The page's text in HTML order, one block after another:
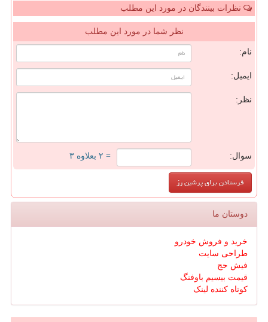
نظرات بینندگان در مورد این مطلب
نظر شما در مورد این مطلب
نام:
ایمیل:
نظر:
سوال: = ۲ بعلاوه ۳
دوستان ما
خرید و فروش خودرو
طراحی سایت
فیش حج
قیمت بیسیم باوفنگ
کوتاه کننده لینک